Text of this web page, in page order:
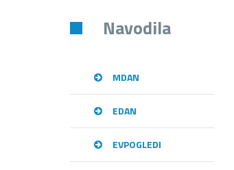
Navodila
MDAN
EDAN
EVPOGLEDI